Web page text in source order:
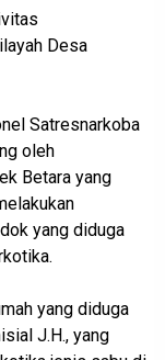
Desa
Satresnarkoba
oleh
Betara yang
yang diduga
yang diduga
J.H., yang